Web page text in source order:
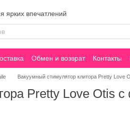
ярких впечатлений
Обмен и возврат Контакты
Вакуумный стимулятор клитора Pretty Love
Pretty Love Otis